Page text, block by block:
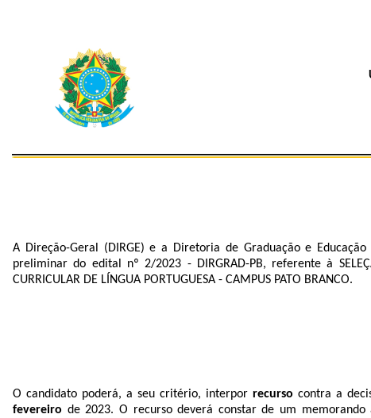
A Direção-Geral (DIRGE) e a Diretoria de Graduação e
preliminar do edital nº 2/2023 - DIRGRAD-PB, referente à
CURRICULAR DE LÍNGUA PORTUGUESA - CAMPUS PATO BRANCO.
O candidato poderá, a seu critério, interpor recurso contra a
fevereiro de 2023. O recurso deverá constar de um